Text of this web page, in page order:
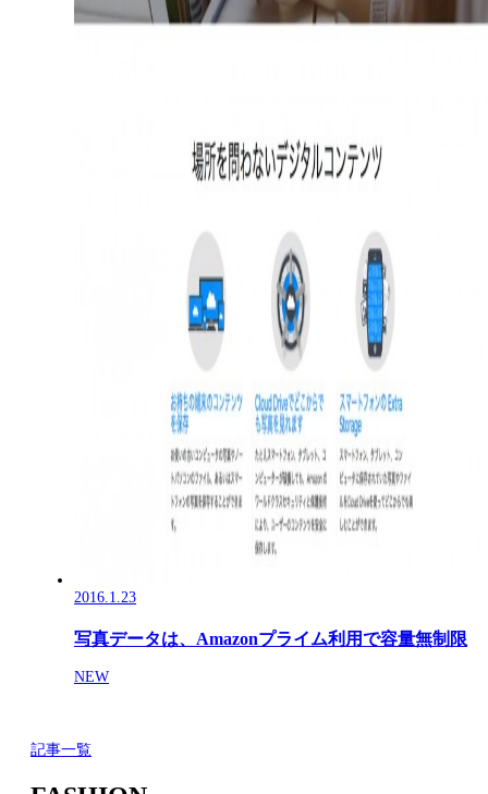
2016.1.23
写真データは、Amazonプライム利用で容量無制限
NEW
記事一覧